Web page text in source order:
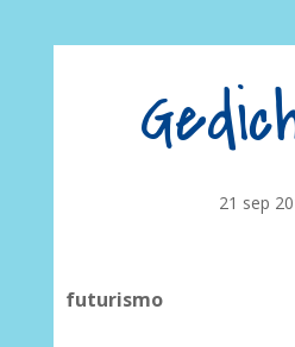
21 sep
futurismo